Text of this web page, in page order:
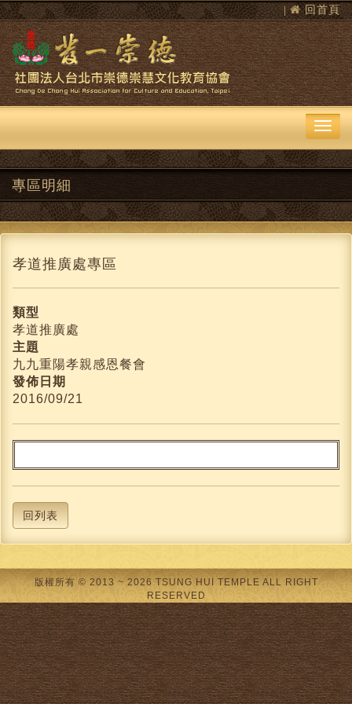
| 回首頁
專區明細
孝道推廣處專區
類型
孝道推廣處
主題
九九重陽孝親感恩餐會
發佈日期
2016/09/21
回列表
版權所有 © 2013 ~ 2026 TSUNG HUI TEMPLE ALL RIGHT
RESERVED